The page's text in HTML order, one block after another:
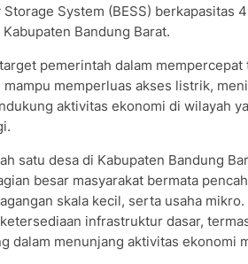
System (BESS) berkapasitas
Bandung Barat.
pemerintah dalam
memperluas akses listrik,
aktivitas ekonomi di wilayah
satu desa di Kabupaten Bandung
besar masyarakat bermata
skala kecil, serta usaha
infrastruktur dasar,
dalam menunjang aktivitas ekonomi